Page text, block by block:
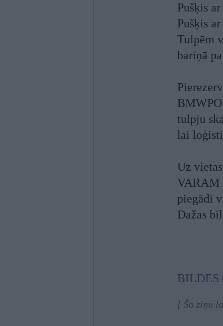
Pušķis
Pušķis
Tulpēm
bariņā
tulpju
lai
Uz
VARAM
piegādi
Dažas
BILDES
[ Šo ziņu